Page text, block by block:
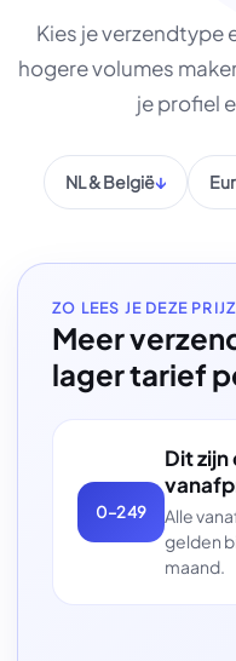
Kies je verzendtype
hogere volumes
je profiel
NL & België
ZO LEES JE DEZE
Meer
lager tarief
0–249
Dit
Alle
gelden
maand.